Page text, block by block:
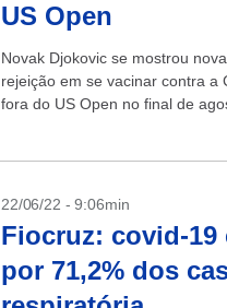
US Open
Novak Djokovic se mostrou
rejeição em se vacinar contra a
fora do US Open no final de
22/06/22 - 9:06min
Fiocruz: covid-19
por 71,2% dos